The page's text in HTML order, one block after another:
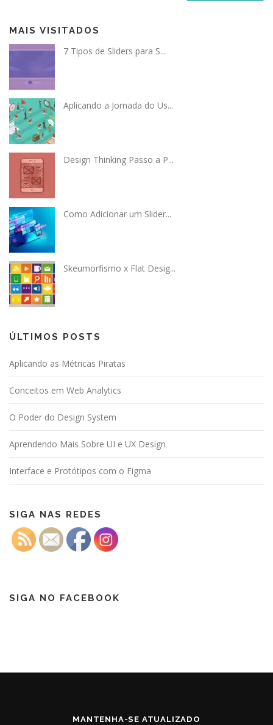
MAIS VISITADOS
7 Tipos de Sliders para S...
Aplicando a Jornada do Us...
Design Thinking Passo a P...
Como Adicionar um Slider...
Skeumorfismo x Flat Desig...
ÚLTIMOS POSTS
Aplicando as Métricas Piratas
Conceitos em Web Analytics
O Poder do Design System
Aprendendo Mais Sobre UI e UX Design
Interface e Protótipos com o Figma
SIGA NAS REDES
SIGA NO FACEBOOK
MANTENHA-SE ATUALIZADO